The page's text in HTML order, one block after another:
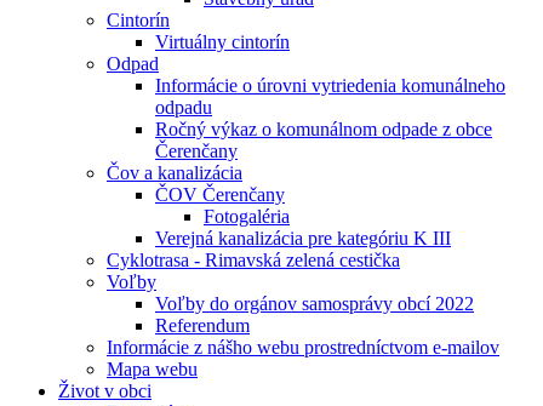
Cintorín
Virtuálny cintorín
Odpad
Informácie o úrovni vytriedenia komunálneho
odpadu
Ročný výkaz o komunálnom odpade z obce
Čerenčany
Čov a kanalizácia
ČOV Čerenčany
Fotogaléria
Verejná kanalizácia pre kategóriu K III
Cyklotrasa - Rimavská zelená cestička
Voľby
Voľby do orgánov samosprávy obcí 2022
Referendum
Informácie z nášho webu prostredníctvom e-mailov
Mapa webu
Život v obci